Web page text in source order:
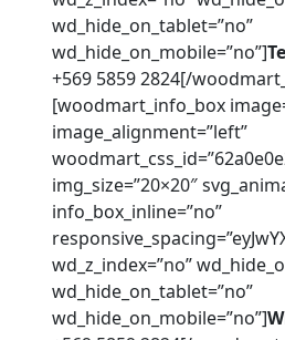
wd_hide_on_tablet=”no”
wd_hide_on_mobile=”no”]
+569 5859 2824[/
[woodmart_info_box
image_alignment=”left”
img_size=”20×20″
info_box_inline=”no”
wd_z_index=”no”
wd_hide_on_tablet=”no”
wd_hide_on_mobile=”no”]